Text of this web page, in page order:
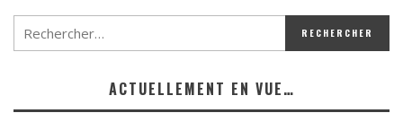
ACTUELLEMENT EN VUE…